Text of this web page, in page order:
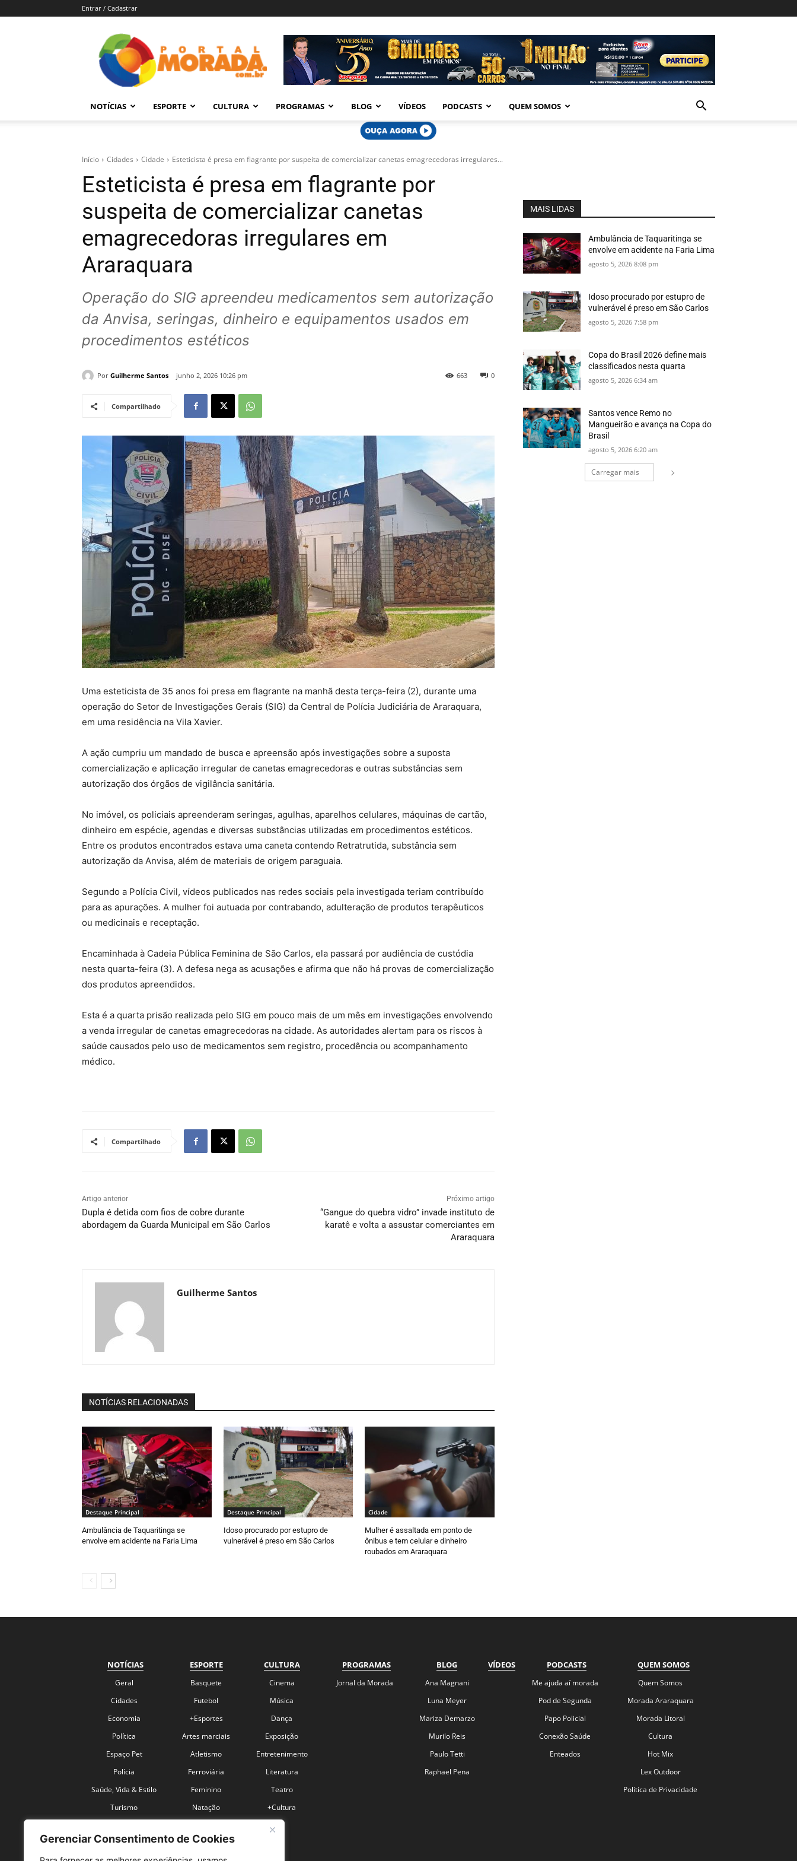
Gerenciar Consentimento de Cookies
Entrar / Cadastrar
Morada
–
Araraquara
NOTÍCIAS ESPORTE CULTURA PROGRAMAS BLOG VÍDEOS PODCASTS QUEM SOMOS
Início Cidades Cidade Esteticista é presa em flagrante por suspeita de comercializar canetas emagrecedoras irregulares...
Esteticista é presa em flagrante por
suspeita de comercializar canetas
emagrecedoras irregulares em
Araraquara
Operação do SIG apreendeu medicamentos sem autorização
da Anvisa, seringas, dinheiro e equipamentos usados em
procedimentos estéticos
Por Guilherme Santos junho 2, 2026 10:26 pm 0
663
Compartilhado
Uma esteticista de 35 anos foi presa em flagrante na manhã desta terça-feira (2), durante uma
operação do Setor de Investigações Gerais (SIG) da Central de Polícia Judiciária de Araraquara,
em uma residência na Vila Xavier.
A ação cumpriu um mandado de busca e apreensão após investigações sobre a suposta
comercialização e aplicação irregular de canetas emagrecedoras e outras substâncias sem
autorização dos órgãos de vigilância sanitária.
No imóvel, os policiais apreenderam seringas, agulhas, aparelhos celulares, máquinas de cartão,
dinheiro em espécie, agendas e diversas substâncias utilizadas em procedimentos estéticos.
Entre os produtos encontrados estava uma caneta contendo Retratrutida, substância sem
autorização da Anvisa, além de materiais de origem paraguaia.
Segundo a Polícia Civil, vídeos publicados nas redes sociais pela investigada teriam contribuído
para as apurações. A mulher foi autuada por contrabando, adulteração de produtos terapêuticos
ou medicinais e receptação.
Encaminhada à Cadeia Pública Feminina de São Carlos, ela passará por audiência de custódia
nesta quarta-feira (3). A defesa nega as acusações e afirma que não há provas de comercialização
dos produtos apreendidos.
Esta é a quarta prisão realizada pelo SIG em pouco mais de um mês em investigações envolvendo
a venda irregular de canetas emagrecedoras na cidade. As autoridades alertam para os riscos à
saúde causados pelo uso de medicamentos sem registro, procedência ou acompanhamento
médico.
Compartilhado
Artigo anterior
Dupla é detida com fios de cobre durante
abordagem da Guarda Municipal em São Carlos
Próximo artigo
“Gangue do quebra vidro” invade instituto de
karatê e volta a assustar comerciantes em
Araraquara
Guilherme Santos
NOTÍCIAS RELACIONADAS
Destaque Principal
Ambulância de Taquaritinga se
envolve em acidente na Faria Lima
Destaque Principal
Idoso procurado por estupro de
vulnerável é preso em São Carlos
Cidade
Mulher é assaltada em ponto de
ônibus e tem celular e dinheiro
roubados em Araraquara
MAIS LIDAS
Ambulância de Taquaritinga se
envolve em acidente na Faria Lima
agosto 5, 2026 8:08 pm
Idoso procurado por estupro de
vulnerável é preso em São Carlos
agosto 5, 2026 7:58 pm
Copa do Brasil 2026 define mais
classificados nesta quarta
agosto 5, 2026 6:34 am
Santos vence Remo no
Mangueirão e avança na Copa do
Brasil
agosto 5, 2026 6:20 am
Carregar mais
NOTÍCIAS
Geral
Cidades
Economia
Política
Espaço Pet
Polícia
Saúde, Vida & Estilo
Turismo
ESPORTE
Basquete
Futebol
+Esportes
Artes marciais
Atletismo
Ferroviária
Feminino
Natação
CULTURA
Cinema
Música
Dança
Exposição
Entretenimento
Literatura
Teatro
+Cultura
PROGRAMAS
Jornal da Morada
BLOG
Ana Magnani
Luna Meyer
Mariza Demarzo
Murilo Reis
Paulo Tetti
Raphael Pena
VÍDEOS PODCASTS
Me ajuda aí morada
Pod de Segunda
Papo Policial
Conexão Saúde
Enteados
QUEM SOMOS
Quem Somos
Morada Araraquara
Morada Litoral
Cultura
Hot Mix
Lex Outdoor
Política de Privacidade